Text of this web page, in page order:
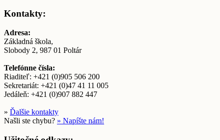
Kontakty:
Adresa:
Základná škola,
Slobody 2, 987 01 Poltár
Telefónne čísla:
Riaditeľ: +421 (0)905 506 200
Sekretariát: +421 (0)47 41 11 005
Jedáleň: +421 (0)907 882 447
» Ďalšie kontakty
Našli ste chybu? » Napíšte nám!